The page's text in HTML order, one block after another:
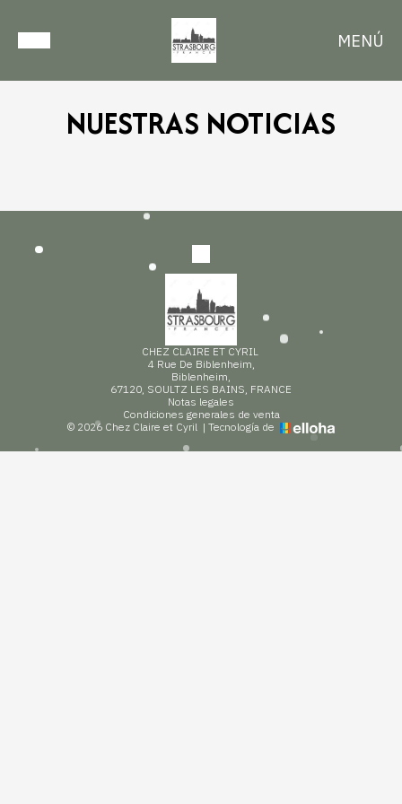
MENÚ
NUESTRAS NOTICIAS
CHEZ CLAIRE ET CYRIL
4 Rue De Biblenheim,
Biblenheim,
67120, SOULTZ LES BAINS, FRANCE
Notas legales
Condiciones generales de venta
© 2026 Chez Claire et Cyril | Tecnología de